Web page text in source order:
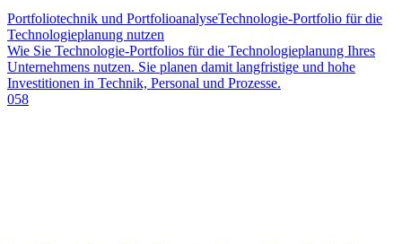
Portfoliotechnik und PortfolioanalyseTechnologie-Portfolio für die
Technologieplanung nutzen
Wie Sie Technologie-Portfolios für die Technologieplanung Ihres
Unternehmens nutzen. Sie planen damit langfristige und hohe
Investitionen in Technik, Personal und Prozesse.
058